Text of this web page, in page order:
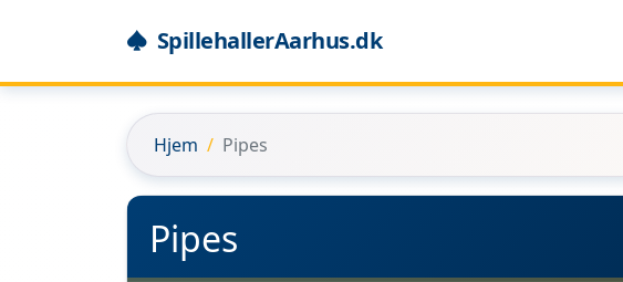
SpillehallerAarhus.dk
Hjem Pipes
Pipes